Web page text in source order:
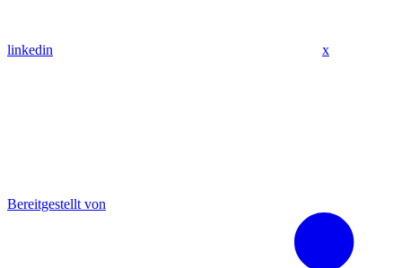
linkedin x
Bereitgestellt von